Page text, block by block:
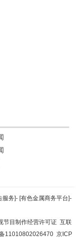
服务]- [有色金属商务平台]-
节目制作经营许可证 互联
11010802026470 京ICP